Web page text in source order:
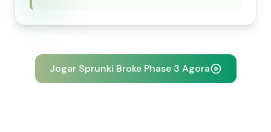
Jogar Sprunki Broke Phase 3 Agora